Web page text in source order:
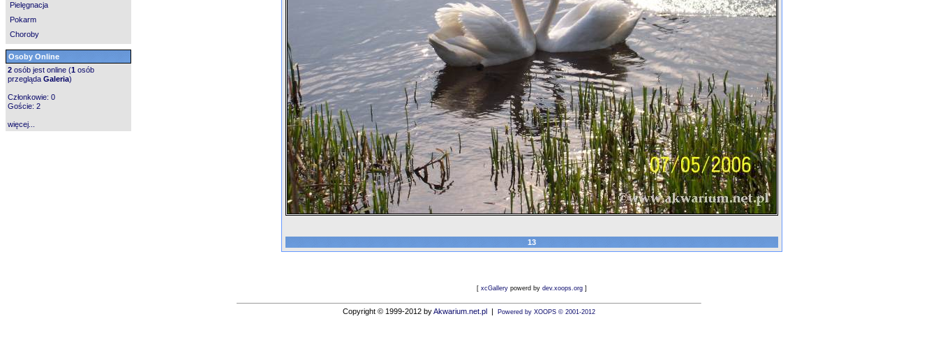
Pielęgnacja
Pokarm
Choroby
Osoby Online
2 osób jest online (1 osób
przegląda Galeria)
Członkowie: 0
Goście: 2
więcej...
13
[ xcGallery powerd by dev.xoops.org ]
Copyright © 1999-2012 byAkwarium.net.pl | Powered by XOOPS © 2001-2012